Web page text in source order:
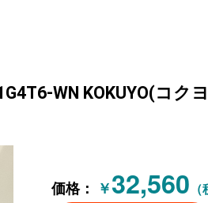
WN KOKUYO(コ
価格： ￥32,560